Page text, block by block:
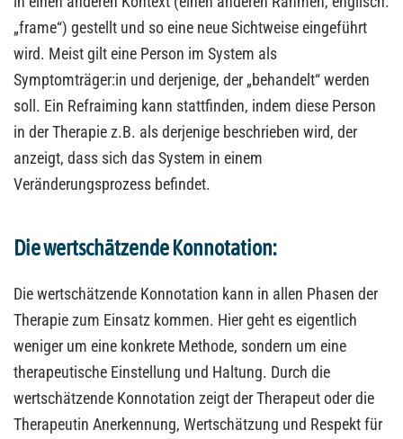
„frame“) gestellt und so eine neue Sichtweise eingeführt
wird. Meist gilt eine Person im System als
Symptomträger:in und derjenige, der „behandelt“ werden
soll. Ein Refraiming kann stattfinden, indem diese Person
in der Therapie z.B. als derjenige beschrieben wird, der
anzeigt, dass sich das System in einem
Veränderungsprozess befindet.
Die wertschätzende Konnotation:
Die wertschätzende Konnotation kann in allen Phasen der
Therapie zum Einsatz kommen. Hier geht es eigentlich
weniger um eine konkrete Methode, sondern um eine
therapeutische Einstellung und Haltung. Durch die
wertschätzende Konnotation zeigt der Therapeut oder die
Therapeutin Anerkennung, Wertschätzung und Respekt für